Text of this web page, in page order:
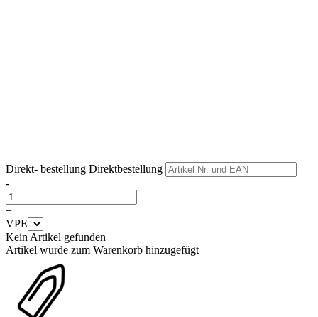
Direkt- bestellung Direktbestellung
-
+
VPE
Kein Artikel gefunden
Artikel wurde zum Warenkorb hinzugefügt